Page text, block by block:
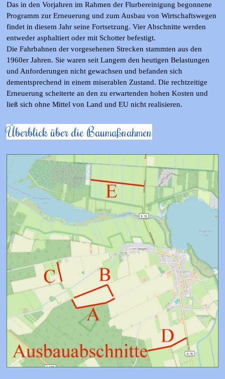
Das in den Vorjahren im Rahmen der Flurbereinigung begonnene
Programm zur Erneuerung und zum Ausbau von Wirtschaftswegen
findet in diesem Jahr seine Fortsetzung. Vier Abschnitte werden
entweder asphaltiert oder mit Schotter befestigt.
Die Fahrbahnen der vorgesehenen Strecken stammten aus den
1960er Jahren. Sie waren seit Langem den heutigen Belastungen
und Anforderungen nicht gewachsen und befanden sich
dementsprechend in einem miserablen Zustand. Die rechtzeitige
Erneuerung scheiterte an den zu erwartenden hohen Kosten und
ließ sich ohne Mittel von Land und EU nicht realisieren.
Überblick über die Baumaßnahmen